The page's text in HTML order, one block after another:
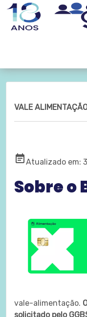
VALE
event_noteAtualizado em:
Sobre o
vale-alimentação.
solicitado pelo